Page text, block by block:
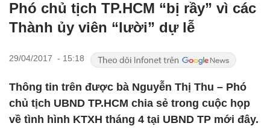
Phó chủ tịch TP.HCM “bị rầy” vì các
Thành ủy viên “lười” dự lễ
29/04/2017 - 15:18
Thông tin trên được bà Nguyễn Thị Thu – Phó
chủ tịch UBND TP.HCM chia sẻ trong cuộc họp
về tình hình KTXH tháng 4 tại UBND TP mới đây.